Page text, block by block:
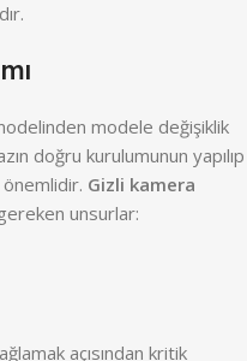
modele değişiklik
doğru kurulumunun yapılıp
önemlidir. Gizli kamera
unsurlar:
açısından kritik